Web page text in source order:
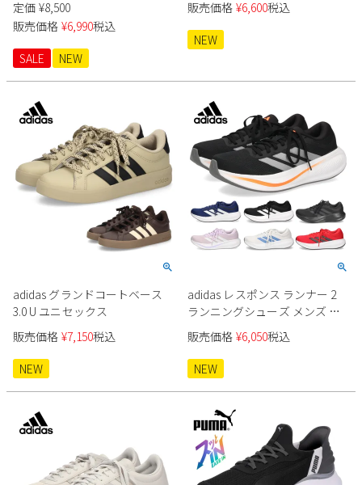
27
28
新規会員登録
会社概要
プライバシーポリシー
特定商取引法に基づく表示
お問い合わせ
定価 ¥8,500
販売価格 ¥6,990税込
SALE
NEW
販売価格 ¥6,600税込
NEW
adidas グランドコートベース
3.0 U ユニセックス
販売価格 ¥7,150税込
NEW
adidas レスポンス ランナー 2
ランニングシューズ メンズ レ
ディース
販売価格 ¥6,050税込
NEW